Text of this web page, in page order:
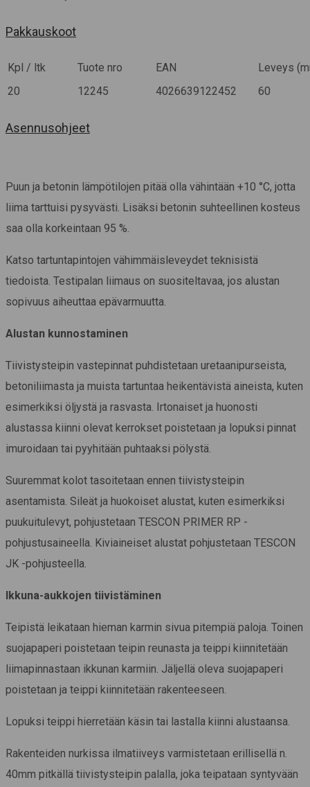
Pakkauskoot
Kpl / ltk Tuote nro EAN
Leveys
20
12245 4026639122452 60
Asennusohjeet
Puun ja betonin lämpötilojen pitää olla vähintään +10 °C, jotta
liima tarttuisi pysyvästi. Lisäksi betonin suhteellinen kosteus
saa olla korkeintaan 95 %.
Katso tartuntapintojen vähimmäisleveydet teknisistä
tiedoista. Testipalan liimaus on suositeltavaa, jos alustan
sopivuus aiheuttaa epävarmuutta.
Alustan kunnostaminen
Tiivistysteipin vastepinnat puhdistetaan uretaanipurseista,
betoniliimasta ja muista tartuntaa heikentävistä aineista, kuten
esimerkiksi öljystä ja rasvasta. Irtonaiset ja huonosti
alustassa kiinni olevat kerrokset poistetaan ja lopuksi pinnat
imuroidaan tai pyyhitään puhtaaksi pölystä.
Suuremmat kolot tasoitetaan ennen tiivistysteipin
asentamista. Sileät ja huokoiset alustat, kuten esimerkiksi
puukuitulevyt, pohjustetaan TESCON PRIMER RP -
pohjustusaineella. Kiviaineiset alustat pohjustetaan TESCON
JK -pohjusteella.
Ikkuna-aukkojen tiivistäminen
Teipistä leikataan hieman karmin sivua pitempiä paloja. Toinen
suojapaperi poistetaan teipin reunasta ja teippi kiinnitetään
liimapinnastaan ikkunan karmiin. Jäljellä oleva suojapaperi
poistetaan ja teippi kiinnitetään rakenteeseen.
Lopuksi teippi hierretään käsin tai lastalla kiinni alustaansa.
Rakenteiden nurkissa ilmatiiveys varmistetaan erillisellä n.
40mm pitkällä tiivistysteipin palalla, joka teipataan syntyvään